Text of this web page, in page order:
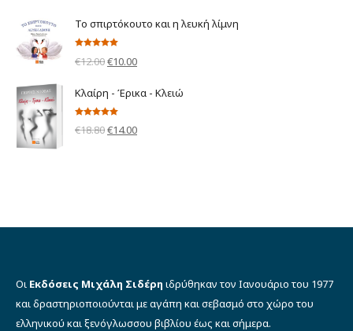
was:
€10.00.
τιμή
€8.00.
Το σπιρτόκουτο και η λευκή λίμνη
με5.00από 5
€12.00Original
was:
€12.00.
€10.00Η
τιμή
€10.00.
Κλαίρη - Έρικα - Κλειώ
με5.00από 5
€18.80Original
€14.00Η
Οι Εκδόσεις Μιχάλη Σιδέρη ιδρύθηκαν τον Ιανουάριο του 1977
και δραστηριοποιούνται με αγάπη και σεβασμό στο χώρο του
ελληνικού και ξενόγλωσσου βιβλίου έως και σήμερα.